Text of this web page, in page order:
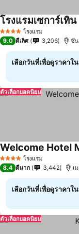
4 ดาว โรงแรม
โรงแรมเซการ์เทิน
9.0 ดีเลิศ 3,206 ซัน
เลือกวันที่เพื่อดูราคาใ
ตัวเลือกยอดนิยม
4 ดาว โรงแรม
Welcome Hotel
8.4 ดีมาก 3,442 เ
เลือกวันที่เพื่อดูราคาใ
ตัวเลือกยอดนิยม